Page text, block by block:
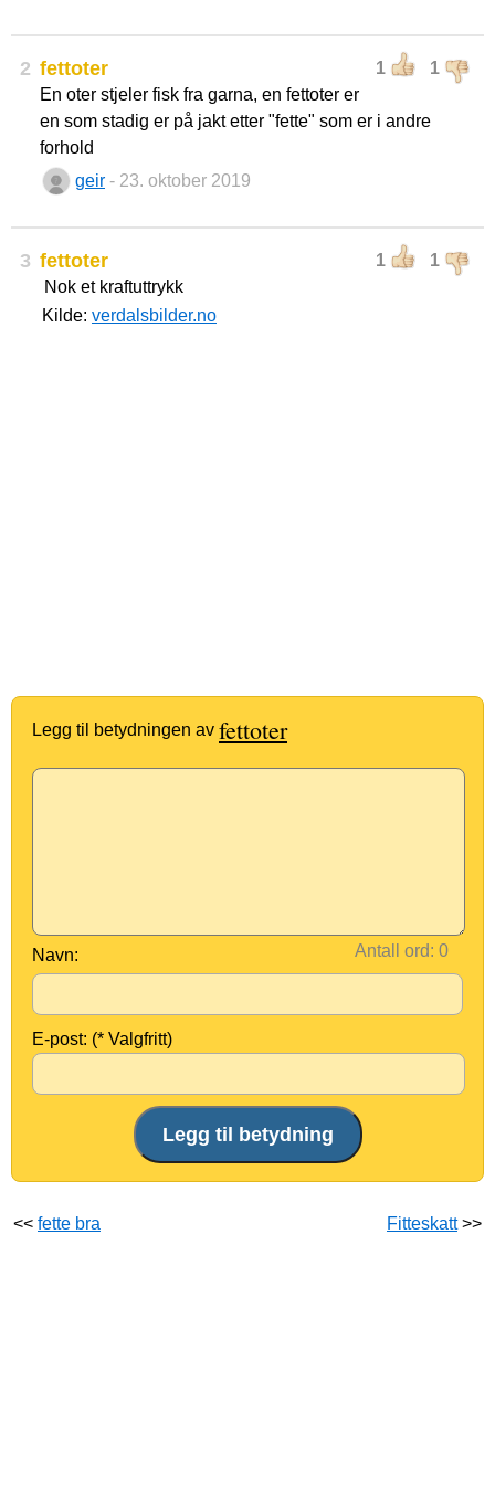
2 1 1
fettoter
En oter stjeler fisk fra garna, en fettoter er
en som stadig er på jakt etter "fette" som er i andre
forhold
geir - 23. oktober 2019
3 1 1
fettoter
Nok et kraftuttrykk
Kilde: verdalsbilder.no
Legg til betydningen av fettoter
Antall ord:
Navn:
E-post: (* Valgfritt)
<< fette bra Fitteskatt>>